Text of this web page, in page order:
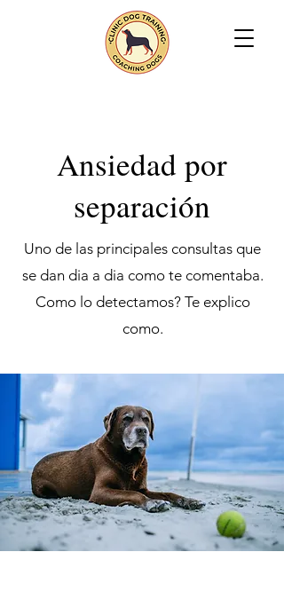
Ansiedad por
separación
Uno de las principales consultas que
se dan dia a dia como te comentaba.
Como lo detectamos? Te explico
como.